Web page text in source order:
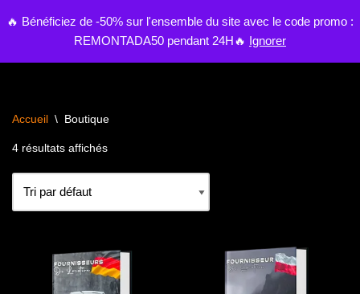
🔥 Bénéficiez de -50% sur l'ensemble du site avec le code promo :
REMONTADA50 pendant 24H🔥 Ignorer
au
Accueil \ Boutique
4 résultats affichés